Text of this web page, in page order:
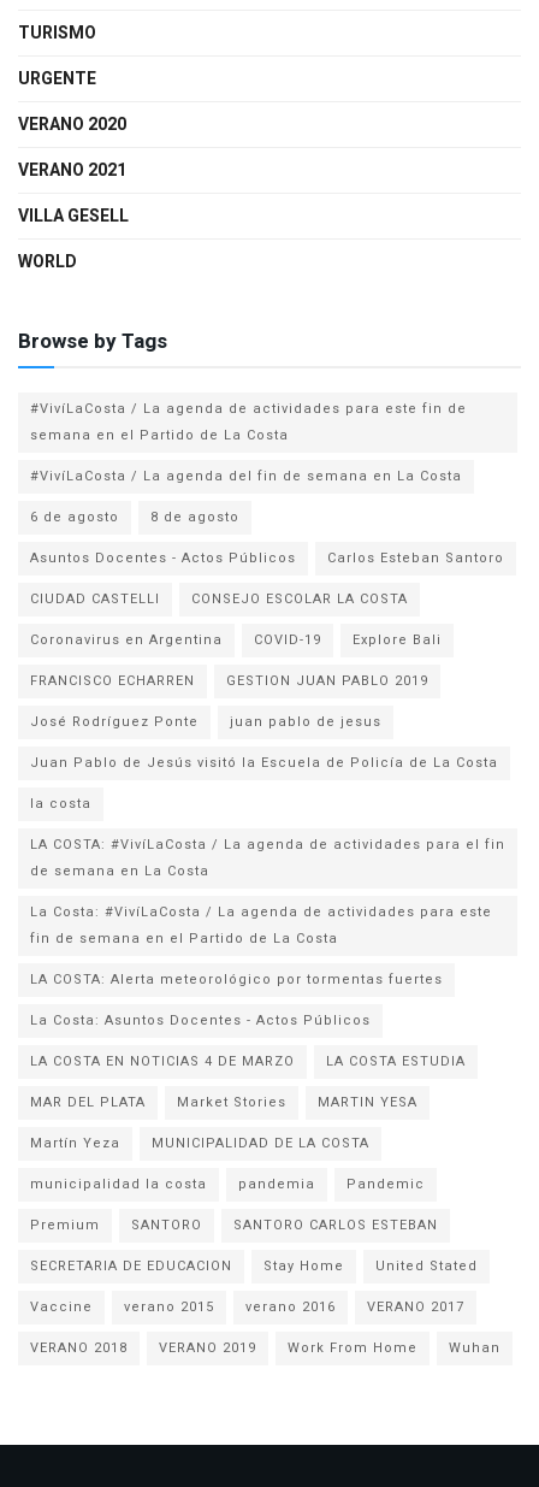
TURISMO
URGENTE
VERANO 2020
VERANO 2021
VILLA GESELL
WORLD
Browse by Tags
#VivíLaCosta / La agenda de actividades para este fin de
semana en el Partido de La Costa
#VivíLaCosta / La agenda del fin de semana en La Costa
6 de agosto
8 de agosto
Asuntos Docentes - Actos Públicos
Carlos Esteban Santoro
CIUDAD CASTELLI
CONSEJO ESCOLAR LA COSTA
Coronavirus en Argentina
COVID-19
Explore Bali
FRANCISCO ECHARREN
GESTION JUAN PABLO 2019
José Rodríguez Ponte
juan pablo de jesus
la costa
LA COSTA: #VivíLaCosta / La agenda de actividades para el fin
de semana en La Costa
La Costa: #VivíLaCosta / La agenda de actividades para este
fin de semana en el Partido de La Costa
LA COSTA: Alerta meteorológico por tormentas fuertes
La Costa: Asuntos Docentes - Actos Públicos
LA COSTA EN NOTICIAS 4 DE MARZO
LA COSTA ESTUDIA
MAR DEL PLATA
Market Stories
MARTIN YESA
Martín Yeza
MUNICIPALIDAD DE LA COSTA
municipalidad la costa
pandemia
Pandemic
Premium
SANTORO
SANTORO CARLOS ESTEBAN
SECRETARIA DE EDUCACION
Stay Home
United Stated
Vaccine
verano 2015 verano 2016
VERANO 2017
VERANO 2018
VERANO 2019 Work From Home Wuhan